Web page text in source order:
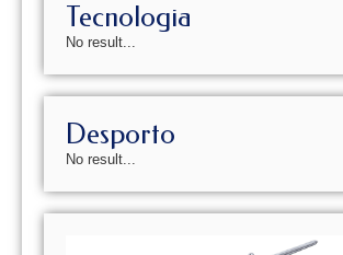
Tecnologia
No result...
Desporto
No result...